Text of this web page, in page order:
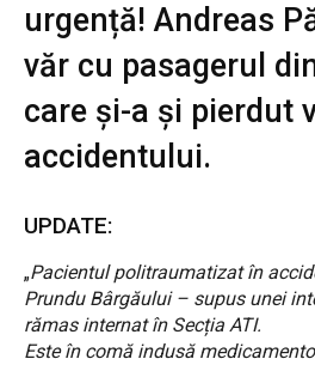
urgență! Andreas
văr cu pasagerul
care și-a și pierdut
accidentului.
UPDATE:
„Pacientul politraumatizat în
Prundu Bârgăului – supus unei
rămas internat în Secția ATI.
Este în comă indusă